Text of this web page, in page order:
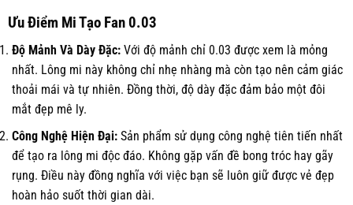
Ưu Điểm Mi Tạo Fan 0.03
Độ Mảnh Và Dày Đặc: Với độ mảnh chỉ 0.03 được xem là mỏng
nhất. Lông mi này không chỉ nhẹ nhàng mà còn tạo nên cảm giác
thoải mái và tự nhiên. Đồng thời, độ dày đặc đảm bảo một đôi
mắt đẹp mê ly.
Công Nghệ Hiện Đại: Sản phẩm sử dụng công nghệ tiên tiến nhất
để tạo ra lông mi độc đáo. Không gặp vấn đề bong tróc hay gãy
rụng. Điều này đồng nghĩa với việc bạn sẽ luôn giữ được vẻ đẹp
hoàn hảo suốt thời gian dài.